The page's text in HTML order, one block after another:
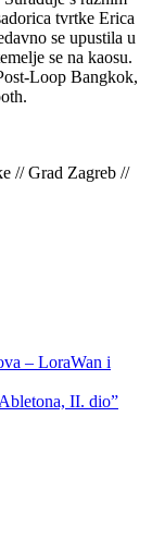
tvrtke Erica
se upustila u
se na kaosu.
Loop Bangkok,
// Grad Zagreb //
– LoraWan i
II. dio”